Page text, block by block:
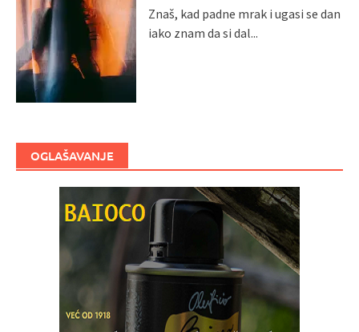
Znaš, kad padne mrak i ugasi se dan
iako znam da si dal...
OGLAŠAVANJE